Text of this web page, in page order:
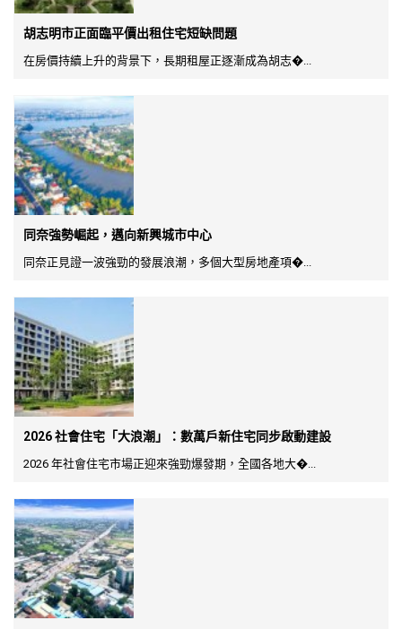
胡志明市正面臨平價出租住宅短缺問題
在房價持續上升的背景下，長期租屋正逐漸成為胡志�...
同奈強勢崛起，邁向新興城市中心
同奈正見證一波強勁的發展浪潮，多個大型房地產項�...
2026 社會住宅「大浪潮」：數萬戶新住宅同步啟動建設
2026 年社會住宅市場正迎來強勁爆發期，全國各地大�...